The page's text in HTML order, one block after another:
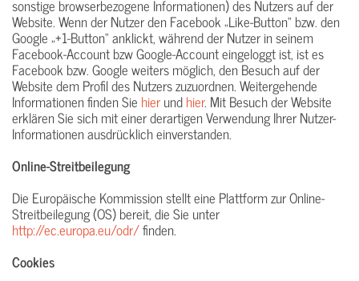
sonstige browserbezogene Informationen) des Nutzers auf der
Website. Wenn der Nutzer den Facebook „Like-Button“ bzw. den
Google „+1-Button“ anklickt, während der Nutzer in seinem
Facebook-Account bzw Google-Account eingeloggt ist, ist es
Facebook bzw. Google weiters möglich, den Besuch auf der
Website dem Profil des Nutzers zuzuordnen. Weitergehende
Informationen finden Sie hierundhier. Mit Besuch der Website
erklären Sie sich mit einer derartigen Verwendung Ihrer Nutzer-
Informationen ausdrücklich einverstanden.
Online-Streitbeilegung
Die Europäische Kommission stellt eine Plattform zur Online-
Streitbeilegung (OS) bereit, die Sie unter
http://ec.europa.eu/odr/finden.
Cookies